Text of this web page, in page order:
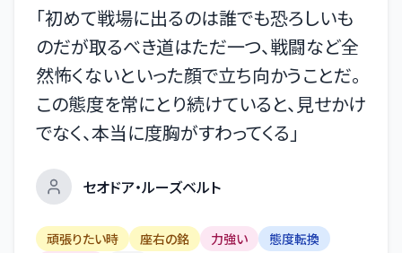
「初めて戦場に出るのは誰でも恐ろしいも
のだが取るべき道はただ一つ、戦闘など全
然怖くないといった顔で立ち向かうことだ。
この態度を常にとり続けていると、見せかけ
でなく、本当に度胸がすわってくる 」
セオドア・ルーズベルト
頑張りたい時 座右の銘 力強い
態度転換